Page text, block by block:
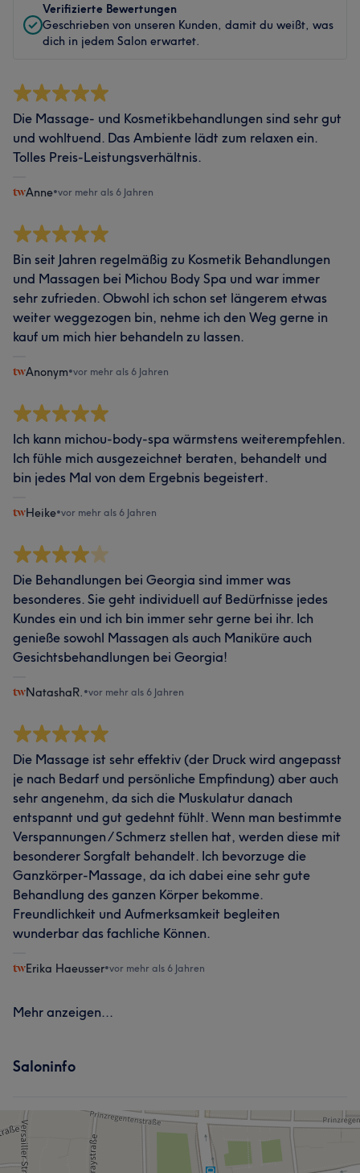
Verifizierte Bewertungen
Geschrieben von unseren Kunden, damit du weißt, was
dich in jedem Salon erwartet.
Die Massage- und Kosmetikbehandlungen sind sehr gut
und wohltuend. Das Ambiente lädt zum relaxen ein.
Tolles Preis-Leistungsverhältnis.
Anne•vor mehr als 6 Jahren
Bin seit Jahren regelmäßig zu Kosmetik Behandlungen
und Massagen bei Michou Body Spa und war immer
sehr zufrieden. Obwohl ich schon set längerem etwas
weiter weggezogen bin, nehme ich den Weg gerne in
kauf um mich hier behandeln zu lassen.
Anonym•vor mehr als 6 Jahren
Ich kann michou-body-spa wärmstens weiterempfehlen.
Ich fühle mich ausgezeichnet beraten, behandelt und
bin jedes Mal von dem Ergebnis begeistert.
Heike•vor mehr als 6 Jahren
Die Behandlungen bei Georgia sind immer was
besonderes. Sie geht individuell auf Bedürfnisse jedes
Kundes ein und ich bin immer sehr gerne bei ihr. Ich
genieße sowohl Massagen als auch Maniküre auch
Gesichtsbehandlungen bei Georgia!
NatashaR. •vor mehr als 6 Jahren
Die Massage ist sehr effektiv (der Druck wird angepasst
je nach Bedarf und persönliche Empfindung) aber auch
sehr angenehm, da sich die Muskulatur danach
entspannt und gut gedehnt fühlt. Wenn man bestimmte
Verspannungen / Schmerz stellen hat, werden diese mit
besonderer Sorgfalt behandelt. Ich bevorzuge die
Ganzkörper-Massage, da ich dabei eine sehr gute
Behandlung des ganzen Körper bekomme.
Freundlichkeit und Aufmerksamkeit begleiten
wunderbar das fachliche Können.
Erika Haeusser•vor mehr als 6 Jahren
Mehr anzeigen...
Saloninfo